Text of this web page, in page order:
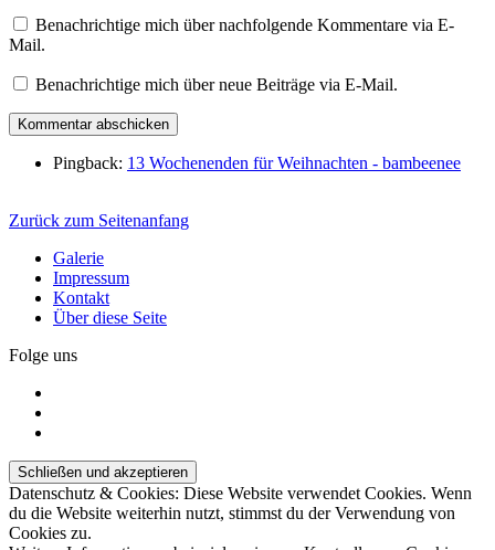
Benachrichtige mich über nachfolgende Kommentare via E-
Mail.
Benachrichtige mich über neue Beiträge via E-Mail.
Pingback: 13 Wochenenden für Weihnachten - bambeenee
Zurück zum Seitenanfang
Galerie
Impressum
Kontakt
Über diese Seite
Folge uns
Datenschutz & Cookies: Diese Website verwendet Cookies. Wenn
du die Website weiterhin nutzt, stimmst du der Verwendung von
Cookies zu.